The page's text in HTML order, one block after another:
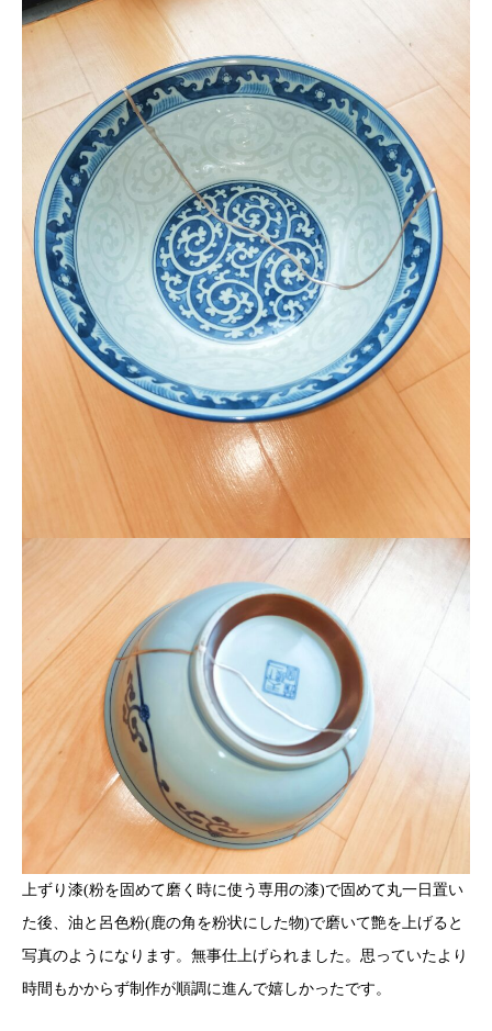
上ずり漆(粉を固めて磨く時に使う専用の漆)で固めて丸一日置い
た後、油と呂色粉(鹿の角を粉状にした物)で磨いて艶を上げると
写真のようになります。無事仕上げられました。思っていたより
時間もかからず制作が順調に進んで嬉しかったです。